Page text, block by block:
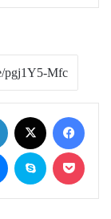
فيسبوك
‫Pocket